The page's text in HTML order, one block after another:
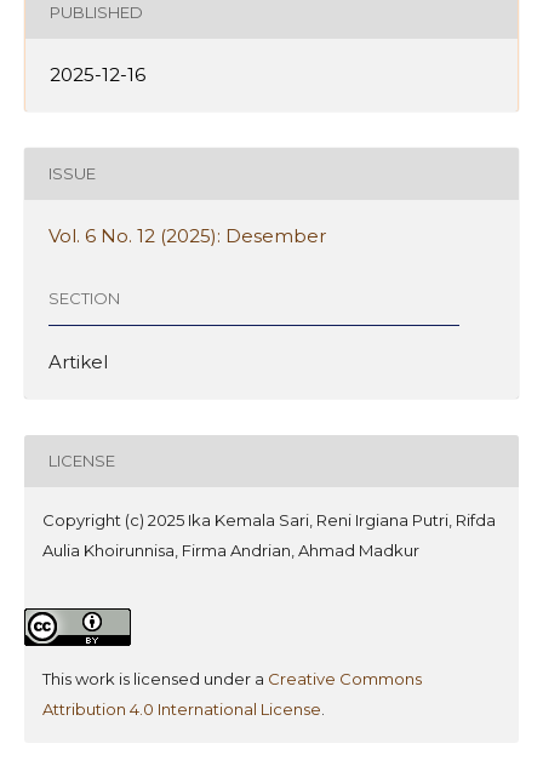
PUBLISHED
2025-12-16
ISSUE
Vol. 6 No. 12 (2025): Desember
SECTION
Artikel
LICENSE
Copyright (c) 2025 Ika Kemala Sari, Reni Irgiana Putri, Rifda
Aulia Khoirunnisa, Firma Andrian, Ahmad Madkur
This work is licensed under a Creative Commons
Attribution 4.0 International License